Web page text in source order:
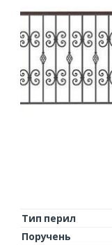
Тип перил
Поручень